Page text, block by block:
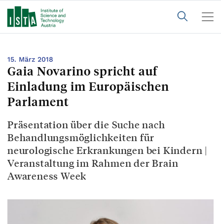
15. März 2018
Gaia Novarino spricht auf
Einladung im Europäischen
Parlament
Präsentation über die Suche nach
Behandlungsmöglichkeiten für
neurologische Erkrankungen bei Kindern |
Veranstaltung im Rahmen der Brain
Awareness Week